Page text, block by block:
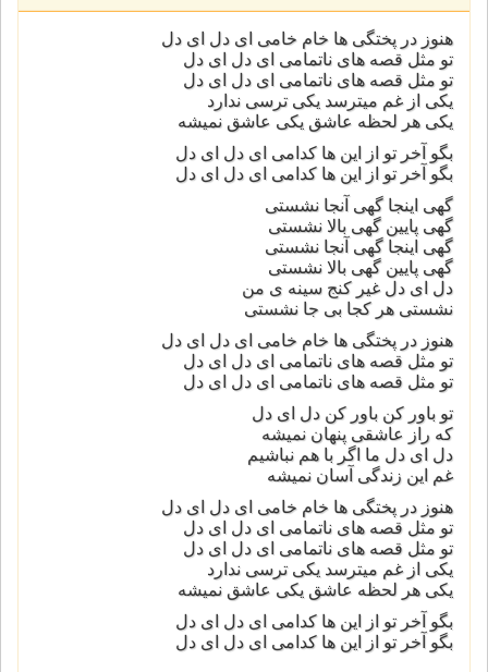
هنوز در پختگی ها خام خامی ای دل ای دل
تو مثل قصه های ناتمامی ای دل ای دل
تو مثل قصه های ناتمامی ای دل ای دل
یکی از غم میترسد یکی ترسی ندارد
یکی هر لحظه عاشق یکی عاشق نمیشه
بگو آخر تو از این ها کدامی ای دل ای دل
بگو آخر تو از این ها کدامی ای دل ای دل
گهی اینجا گهی آنجا نشستی
گهی پایین گهی بالا نشستی
گهی اینجا گهی آنجا نشستی
گهی پایین گهی بالا نشستی
دل ای دل غیر کنج سینه ی من
نشستی هر کجا بی جا نشستی
هنوز در پختگی ها خام خامی ای دل ای دل
تو مثل قصه های ناتمامی ای دل ای دل
تو مثل قصه های ناتمامی ای دل ای دل
تو باور کن باور کن دل ای دل
که راز عاشقی پنهان نمیشه
دل ای دل ما اگر با هم نباشیم
غم این زندگی آسان نمیشه
هنوز در پختگی ها خام خامی ای دل ای دل
تو مثل قصه های ناتمامی ای دل ای دل
تو مثل قصه های ناتمامی ای دل ای دل
یکی از غم میترسد یکی ترسی ندارد
یکی هر لحظه عاشق یکی عاشق نمیشه
بگو آخر تو از این ها کدامی ای دل ای دل
بگو آخر تو از این ها کدامی ای دل ای دل